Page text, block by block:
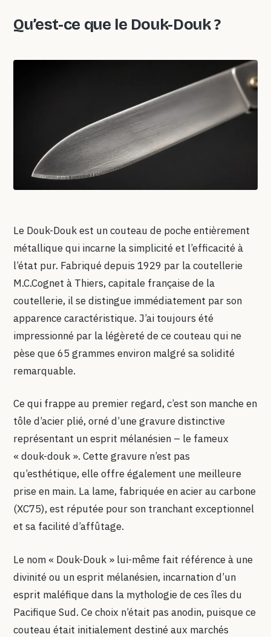
Qu’est-ce que le Douk-Douk ?
Le Douk-Douk est un couteau de poche entièrement
métallique qui incarne la simplicité et l’efficacité à
l’état pur. Fabriqué depuis 1929 par la coutellerie
M.C.Cognet à Thiers, capitale française de la
coutellerie, il se distingue immédiatement par son
apparence caractéristique. J’ai toujours été
impressionné par la légèreté de ce couteau qui ne
pèse que 65 grammes environ malgré sa solidité
remarquable.
Ce qui frappe au premier regard, c’est son manche en
tôle d’acier plié, orné d’une gravure distinctive
représentant un esprit mélanésien – le fameux
« douk-douk ». Cette gravure n’est pas
qu’esthétique, elle offre également une meilleure
prise en main. La lame, fabriquée en acier au carbone
(XC75), est réputée pour son tranchant exceptionnel
et sa facilité d’affûtage.
Le nom « Douk-Douk » lui-même fait référence à une
divinité ou un esprit mélanésien, incarnation d’un
esprit maléfique dans la mythologie de ces îles du
Pacifique Sud. Ce choix n’était pas anodin, puisque ce
couteau était initialement destiné aux marchés